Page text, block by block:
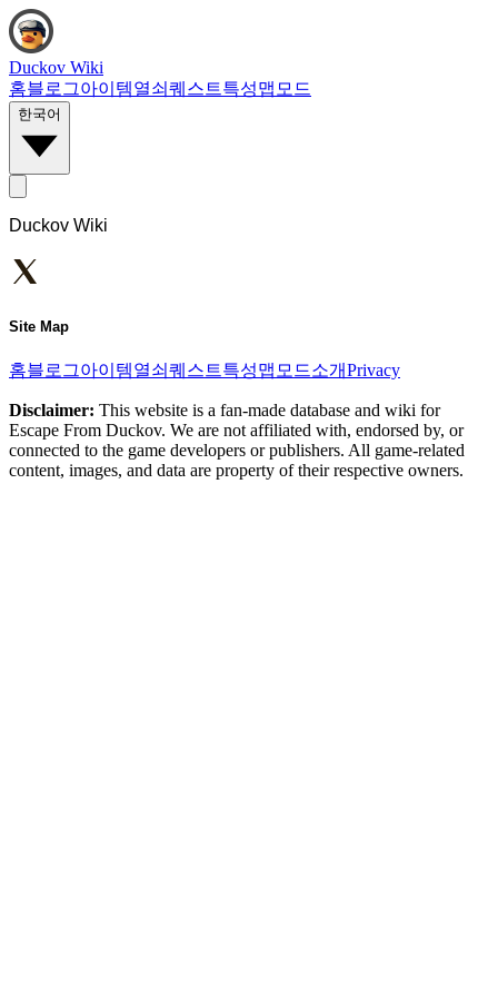
Duckov Wiki
홈블로그아이템열쇠 퀘스트특성맵 모드
한국어
Duckov Wiki
Site Map
홈블로그아이템열쇠 퀘스트특성맵 모드소개Privacy
Disclaimer: This website is a fan-made database and wiki for
Escape From Duckov. We are not affiliated with, endorsed by, or
connected to the game developers or publishers. All game-related
content, images, and data are property of their respective owners.